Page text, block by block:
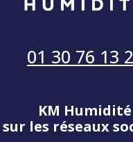
01 30 76 13
KM Humidité
sur les réseaux